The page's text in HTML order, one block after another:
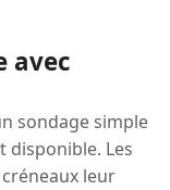
avec
sondage simple
disponible. Les
leur